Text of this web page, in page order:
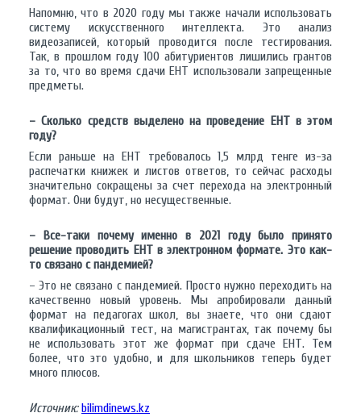
Напомню, что в 2020 году мы также начали использовать
систему искусственного интеллекта. Это анализ
видеозаписей, который проводится после тестирования.
Так, в прошлом году 100 абитуриентов лишились грантов
за то, что во время сдачи ЕНТ использовали запрещенные
предметы.
– Сколько средств выделено на проведение ЕНТ в этом
году?
Если раньше на ЕНТ требовалось 1,5 млрд тенге из-за
распечатки книжек и листов ответов, то сейчас расходы
значительно сокращены за счет перехода на электронный
формат. Они будут, но несущественные.
– Все-таки почему именно в 2021 году было принято
решение проводить ЕНТ в электронном формате. Это как-
то связано с пандемией?
– Это не связано с пандемией. Просто нужно переходить на
качественно новый уровень. Мы апробировали данный
формат на педагогах школ, вы знаете, что они сдают
квалификационный тест, на магистрантах, так почему бы
не использовать этот же формат при сдаче ЕНТ. Тем
более, что это удобно, и для школьников теперь будет
много плюсов.
Источник:bilimdinews.kz